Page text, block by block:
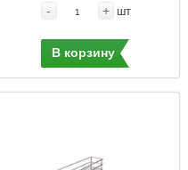
- + шт
В корзину